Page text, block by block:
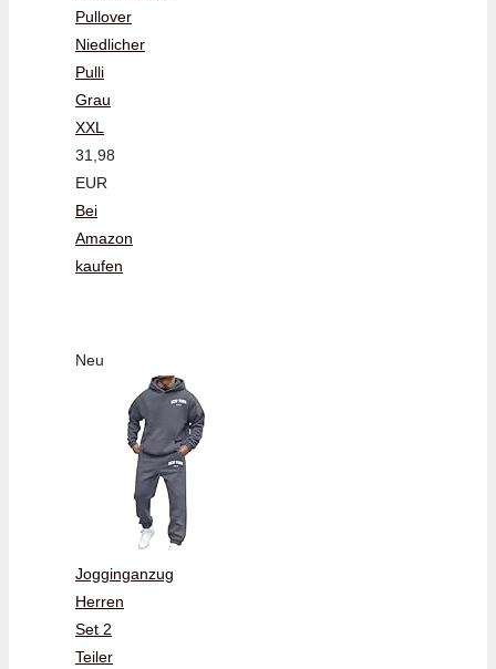
Pullover
Niedlicher
Pulli
Grau
XXL
31,98
EUR
Bei
Amazon
kaufen
Neu
Jogginganzug
Herren
Set 2
Teiler